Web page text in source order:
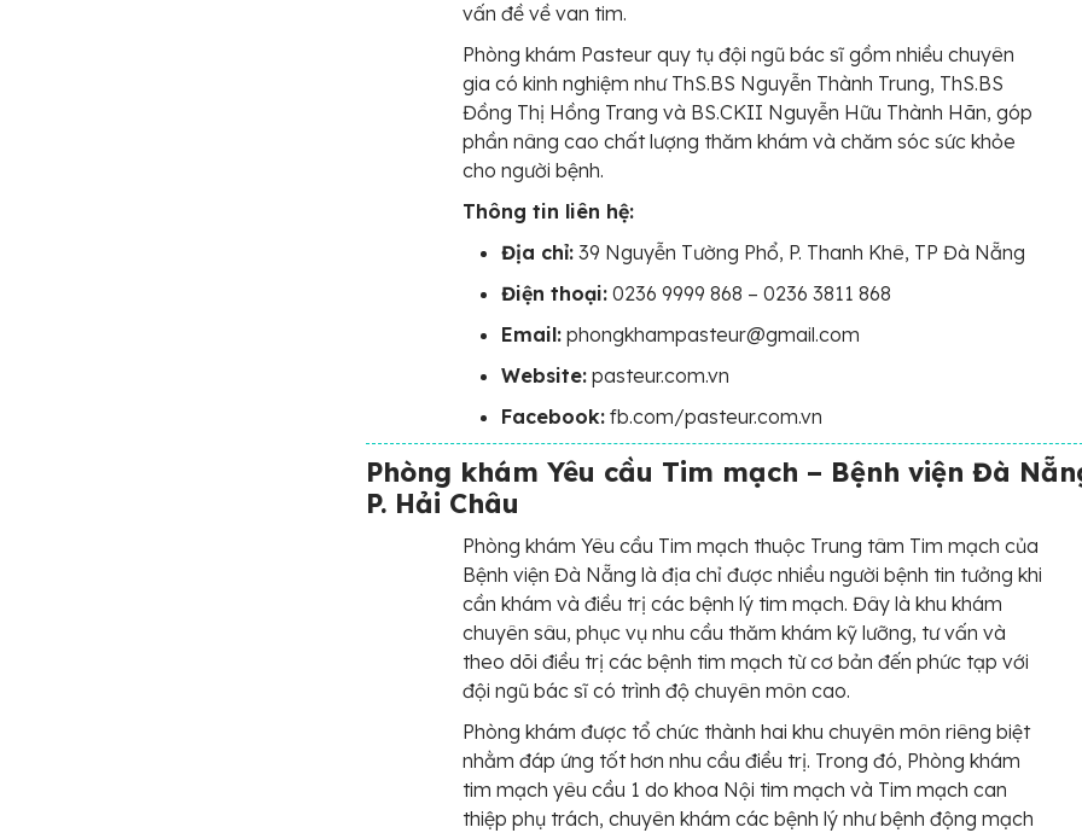
vấn đề về van tim.
Phòng khám Pasteur quy tụ đội ngũ bác sĩ gồm nhiều chuyên
gia có kinh nghiệm như ThS.BS Nguyễn Thành Trung, ThS.BS
Đồng Thị Hồng Trang và BS.CKII Nguyễn Hữu Thành Hãn, góp
phần nâng cao chất lượng thăm khám và chăm sóc sức khỏe
cho người bệnh.
Thông tin liên hệ:
Địa chỉ: 39 Nguyễn Tường Phổ, P. Thanh Khê, TP Đà Nẵng
Điện thoại: 0236 9999 868 – 0236 3811 868
Email: phongkhampasteur@gmail.com
Website: pasteur.com.vn
Facebook: fb.com/pasteur.com.vn
Phòng khám Yêu cầu Tim mạch – Bệnh viện Đà
P. Hải Châu
Phòng khám Yêu cầu Tim mạch thuộc Trung tâm Tim mạch của
Bệnh viện Đà Nẵng là địa chỉ được nhiều người bệnh tin tưởng khi
cần khám và điều trị các bệnh lý tim mạch. Đây là khu khám
chuyên sâu, phục vụ nhu cầu thăm khám kỹ lưỡng, tư vấn và
theo dõi điều trị các bệnh tim mạch từ cơ bản đến phức tạp với
đội ngũ bác sĩ có trình độ chuyên môn cao.
Phòng khám được tổ chức thành hai khu chuyên môn riêng biệt
nhằm đáp ứng tốt hơn nhu cầu điều trị. Trong đó, Phòng khám
tim mạch yêu cầu 1 do khoa Nội tim mạch và Tim mạch can
thiệp phụ trách, chuyên khám các bệnh lý như bệnh động mạch